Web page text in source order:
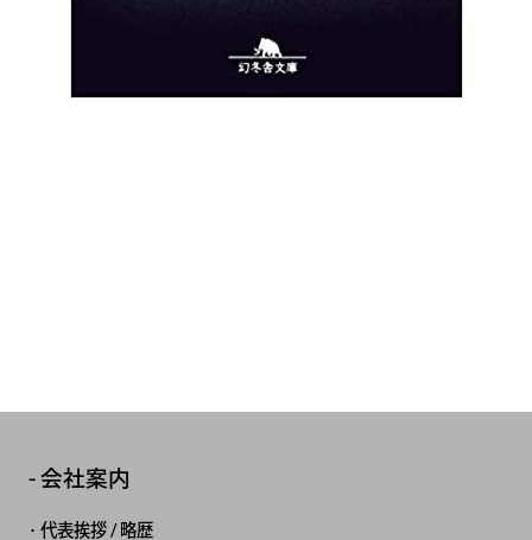
会社案内
代表挨拶 / 略歴